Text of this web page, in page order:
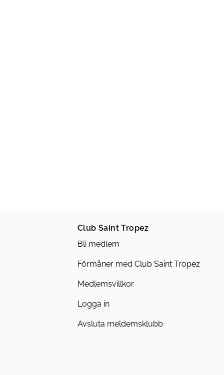
Club Saint Tropez
Bli medlem
Förmåner med Club Saint Tropez
Medlemsvillkor
Logga in
Avsluta meldemsklubb